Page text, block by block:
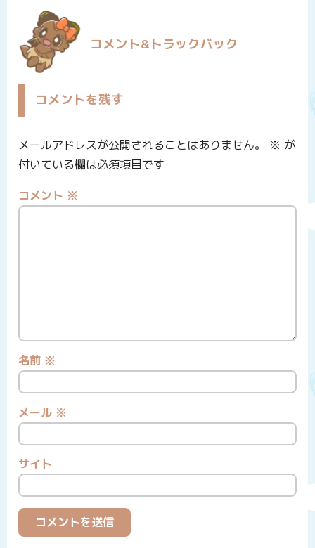
コメント&トラックバック
コメントを残す
メールアドレスが公開されることはありません。 ※ が
付いている欄は必須項目です
コメント ※
名前 ※
メール ※
サイト